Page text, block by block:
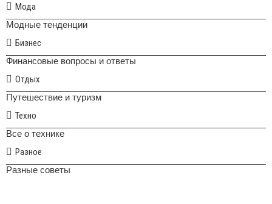
Мода
Модные тенденции
Бизнес
Финансовые вопросы и ответы
Отдых
Путешествие и туризм
Техно
Все о технике
Разное
Разные советы